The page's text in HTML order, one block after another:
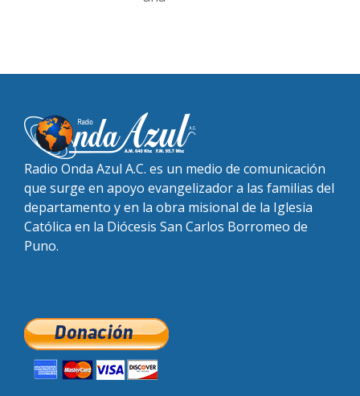
Radio Onda Azul A.C. es un medio de comunicación
que surge en apoyo evangelizador a las familias del
departamento y en la obra misional de la Iglesia
Católica en la Diócesis San Carlos Borromeo de
Puno.